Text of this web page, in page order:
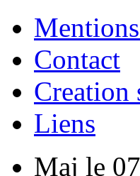
Contact
Creation
Liens
Maj le